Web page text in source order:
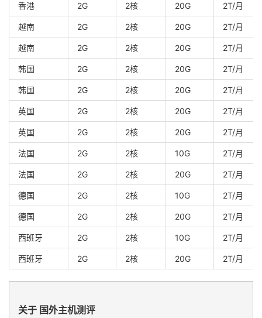
香港 2G 2核 20G 2T/月
越南 2G 2核 20G 2T/月
越南 2G 2核 20G 2T/月
韩国 2G 2核 20G 2T/月
韩国 2G 2核 20G 2T/月
英国 2G 2核 20G 2T/月
英国 2G 2核 20G 2T/月
法国 2G 2核 10G 2T/月
法国 2G 2核 20G 2T/月
德国 2G 2核 10G 2T/月
德国 2G 2核 20G 2T/月
西班牙 2G 2核 10G 2T/月
西班牙 2G 2核 20G 2T/月
关于 国外主机测评